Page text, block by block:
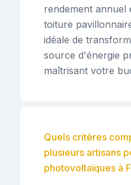
rendement annuel
toiture
idéale de
source d'énergie
maîtrisant votre
Quels critères
plusieurs artisans
photovoltaïques à